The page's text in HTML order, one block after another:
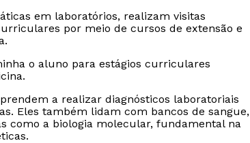
em laboratórios, realizam visitas
por meio de cursos de extensão e
o aluno para estágios curriculares
a realizar diagnósticos laboratoriais
Eles também lidam com bancos de sangue,
como a biologia molecular, fundamental na